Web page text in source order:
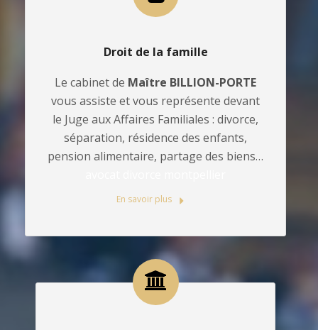
Droit de la famille
Le cabinet de Maître BILLION-PORTE
vous assiste et vous représente devant
le Juge aux Affaires Familiales : divorce,
séparation, résidence des enfants,
pension alimentaire, partage des biens…
En savoir plus